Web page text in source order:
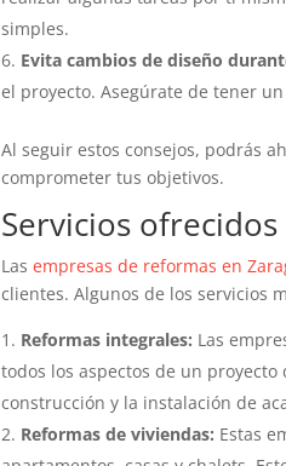
simples.
Evita cambios de diseño
el proyecto. Asegúrate de tener
Al seguir estos consejos, podrás
comprometer tus objetivos.
Servicios
Lasempresas de reformas en
clientes. Algunos de los servicios
Reformas integrales: Las
todos los aspectos de un
construcción y la instalación de
Reformas de viviendas: Estas